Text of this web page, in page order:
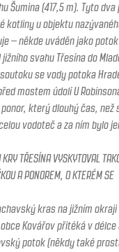
kotliny u objektu
– někde uváděn jako potok
svahu Třesína do
který dlouhý čas, než
vodoteč a za ním bylo
Kovářov přitéká v délce
potok (někdy také